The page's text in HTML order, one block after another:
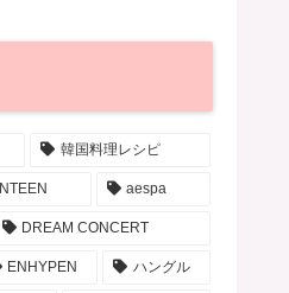
韓国料理レシピ
aespa
DREAM CONCERT
ENHYPEN ハングル